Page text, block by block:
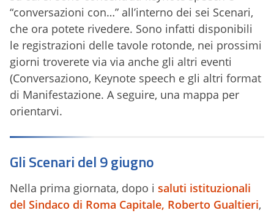
“conversazioni con…” all’interno dei sei Scenari,
che ora potete rivedere. Sono infatti disponibili
le registrazioni delle tavole rotonde, nei prossimi
giorni troverete via via anche gli altri eventi
(Conversaziono, Keynote speech e gli altri format
di Manifestazione. A seguire, una mappa per
orientarvi.
Gli Scenari del 9 giugno
Nella prima giornata, dopo i saluti istituzionali
del Sindaco di Roma Capitale, Roberto Gualtieri,